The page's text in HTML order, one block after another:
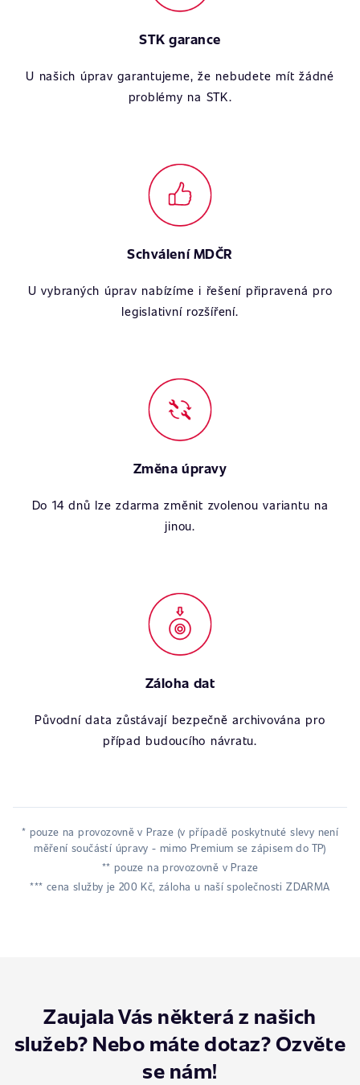
STK garance
U našich úprav garantujeme, že nebudete mít žádné
problémy na STK.
Schválení MDČR
U vybraných úprav nabízíme i řešení připravená pro
legislativní rozšíření.
Změna úpravy
Do 14 dnů lze zdarma změnit zvolenou variantu na
jinou.
Záloha dat
Původní data zůstávají bezpečně archivována pro
případ budoucího návratu.
* pouze na provozovně v Praze (v případě poskytnuté slevy není
měření součástí úpravy - mimo Premium se zápisem do TP)
** pouze na provozovně v Praze
*** cena služby je 200 Kč, záloha u naší společnosti ZDARMA
Zaujala Vás některá z našich
služeb? Nebo máte dotaz? Ozvěte
se nám!